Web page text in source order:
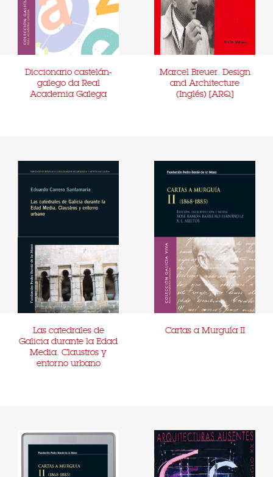
Diccionario castelán-
galego da Real
Academia Galega
Marcel Breuer. Design
and Architecture
(Inglés) [ARQ]
Las catedrales de
Galicia durante la Edad
Media. Claustros y
entorno urbano
Cartas a Murguía II